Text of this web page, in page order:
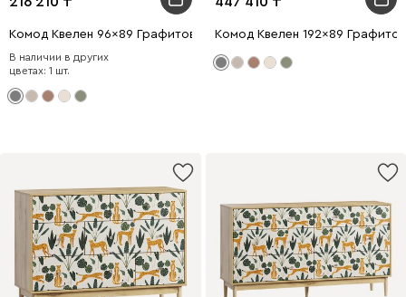
Комод Квелен 96x89 Графитовый
В наличии в других
цветах: 1 шт.
Комод Квелен 192x89